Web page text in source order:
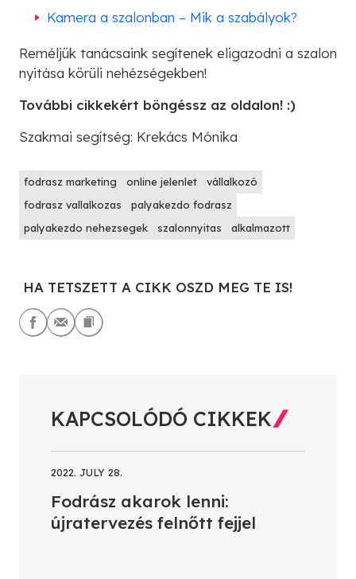
Kamera a szalonban – Mik a szabályok?
Reméljük tanácsaink segítenek eligazodni a szalon
nyitása körüli nehézségekben!
További cikkekért böngéssz az oldalon! :)
Szakmai segítség: Krekács Mónika
fodrasz marketing online jelenlet
vállalkozó
fodrasz vallalkozas
palyakezdo fodrasz
palyakezdo nehezsegek
szalonnyitas alkalmazott
HA TETSZETT A CIKK OSZD MEG TE IS!
KAPCSOLÓDÓ CIKKEK
2022. JULY 28.
Fodrász akarok lenni:
újratervezés felnőtt fejjel